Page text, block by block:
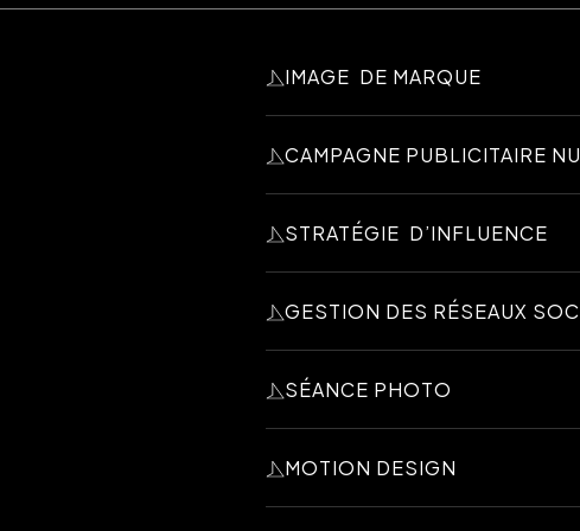
IMAGE DE MARQUE
des identités uniques qui
CAMPAGNE PUBLICITAIRE
percutantes, tant numériques que
STRATÉGIE D’INFLUENCE
crédibilité auprès de votre
GESTION DES RÉSEAUX
gestion quotidienne de vos
SÉANCE PHOTO
uniques qui renforcent votre
MOTION DESIGN